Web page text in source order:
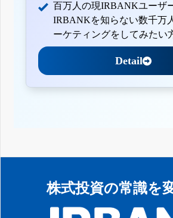
百万人の現IRBANKユーザ
IRBANKを知らない数千万
ーケティングをしてみたい
Detail
株式投資の常識を